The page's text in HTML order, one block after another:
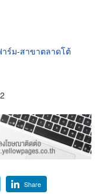
าร์ม-สาขาตลาดโต้
Share